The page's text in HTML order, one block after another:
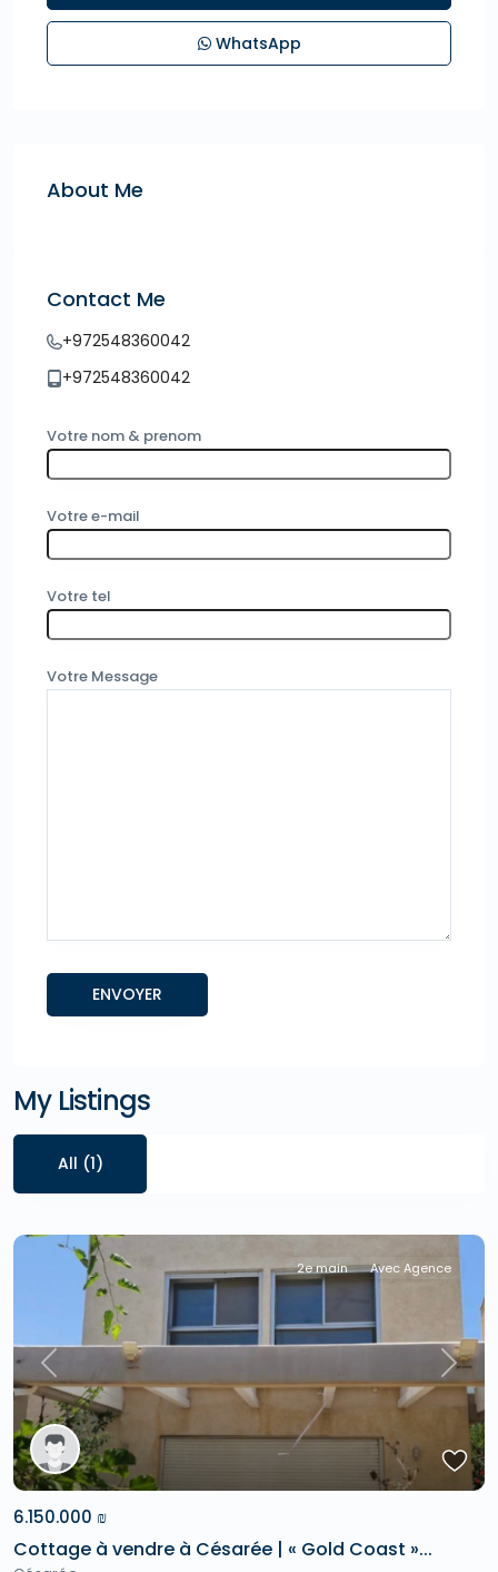
WhatsApp
About Me
Contact Me
+972548360042
+972548360042
Votre nom & prenom
Votre e-mail
Votre tel
Votre Message
My Listings
All (1)
Previous Next
2e main Avec Agence
6.150.000 ₪
Cottage à vendre à Césarée | « Gold Coast »...